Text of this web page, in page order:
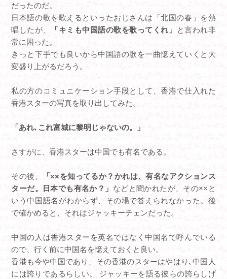
だったのだ。
日本語の歌を歌えるといったおじさんは「北国の春」を熱
唱したが、
「キミも中国語の歌を歌ってくれ」
と言われ非
常に困った。
きっと下手でも良いから中国語の歌を一曲憶えていくと大
変盛り上がるだろう。
私の方のコミュニケーション手段として、香港で仕入れた
香港スターの写真を取り出してみた。
「あれ､これ富城に黎明じゃないの。」
さすがに、香港スターは中国でも有名である。
その後、
「××を知ってるか？かれは、有名なアクションス
ターだ。日本でも有名か？」 などと聞かれたが、その××と
いう中国語名がわからず、その場で答えられなかった。後
で確かめると、それはジャッキーチェンだった。
中国の人は香港スターを英名ではなく中国名で呼んでいる
ので、行く前に中国名を憶えておくと良い。
香港も今や中国であり、その香港のスターはやはり､中国人
には誇りであるらしい。 ジャッキーを語る彼らの誇らしげ